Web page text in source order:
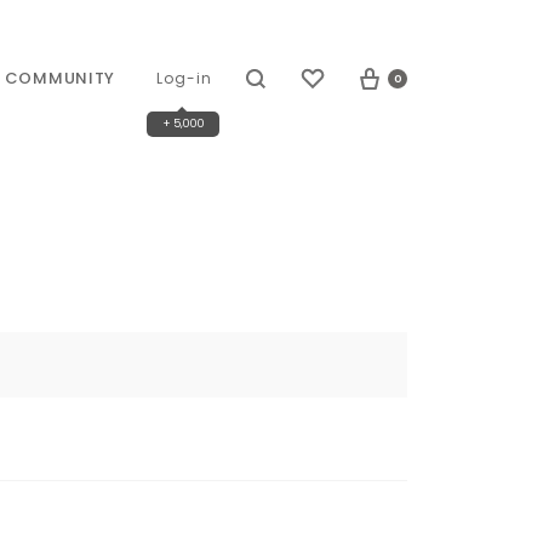
COMMUNITY Log-in
+ 5,000
0